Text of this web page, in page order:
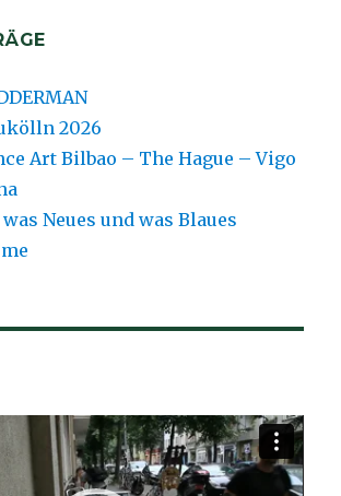
2026
Art Bilbao – The Hague – Vigo
Neues und was Blaues